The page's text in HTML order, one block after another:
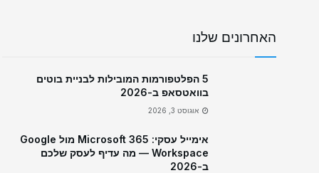
האחרונים שלנו
5 הפלטפורמות המובילות לבניית בוטים
בוואטסאפ ב-2026
אוגוסט 3, 2026
אימייל עסקי: Microsoft 365 מול Google
Workspace — מה עדיף לעסק שלכם
ב-2026